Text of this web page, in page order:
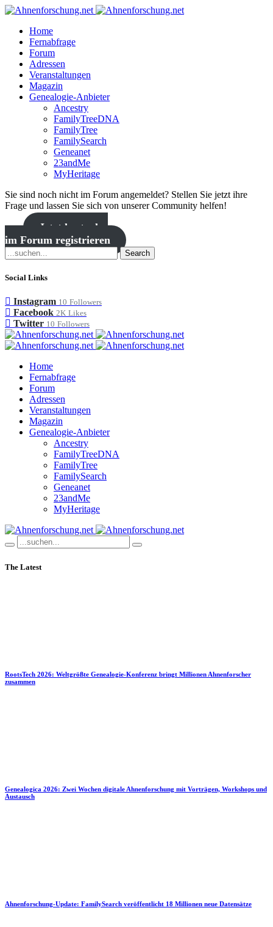
Home
Fernabfrage
Forum
Adressen
Veranstaltungen
Magazin
Genealogie-Anbieter
Ancestry
FamilyTreeDNA
FamilyTree
FamilySearch
Geneanet
23andMe
MyHeritage
Sie sind noch nicht im Forum angemeldet? Stellen Sie jetzt ihre
Frage und lassen Sie sich von unserer Community helfen!
Jetzt kostenlos
im Forum registrieren
Search
Social Links
Instagram 10 Followers
Facebook 2K Likes
Twitter 10 Followers
Home
Fernabfrage
Forum
Adressen
Veranstaltungen
Magazin
Genealogie-Anbieter
Ancestry
FamilyTreeDNA
FamilyTree
FamilySearch
Geneanet
23andMe
MyHeritage
The Latest
RootsTech 2026: Weltgrößte Genealogie-Konferenz bringt Millionen Ahnenforscher
zusammen
Genealogica 2026: Zwei Wochen digitale Ahnenforschung mit Vorträgen, Workshops und
Austausch
Ahnenforschung-Update: FamilySearch veröffentlicht 18 Millionen neue Datensätze